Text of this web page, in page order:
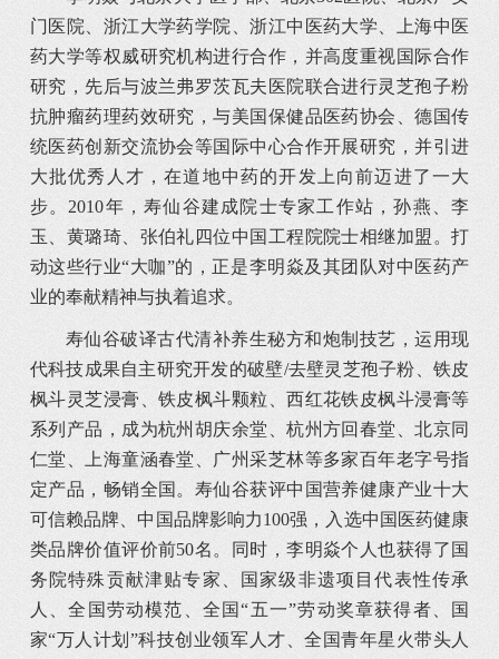
门医院、浙江大学药学院、浙江中医药大学、上海中医
药大学等权威研究机构进行合作，并高度重视国际合作
研究，先后与波兰弗罗茨瓦夫医院联合进行灵芝孢子粉
抗肿瘤药理药效研究，与美国保健品医药协会、德国传
统医药创新交流协会等国际中心合作开展研究，并引进
大批优秀人才，在道地中药的开发上向前迈进了一大
步。2010年，寿仙谷建成院士专家工作站，孙燕、李
玉、黄璐琦、张伯礼四位中国工程院院士相继加盟。打
动这些行业“大咖”的，正是李明焱及其团队对中医药产
业的奉献精神与执着追求。
寿仙谷破译古代清补养生秘方和炮制技艺，运用现
代科技成果自主研究开发的破壁/去壁灵芝孢子粉、铁皮
枫斗灵芝浸膏、铁皮枫斗颗粒、西红花铁皮枫斗浸膏等
系列产品，成为杭州胡庆余堂、杭州方回春堂、北京同
仁堂、上海童涵春堂、广州采芝林等多家百年老字号指
定产品，畅销全国。寿仙谷获评中国营养健康产业十大
可信赖品牌、中国品牌影响力100强，入选中国医药健康
类品牌价值评价前50名。同时，李明焱个人也获得了国
务院特殊贡献津贴专家、国家级非遗项目代表性传承
人、全国劳动模范、全国“五一”劳动奖章获得者、国
家“万人计划”科技创业领军人才、全国青年星火带头人